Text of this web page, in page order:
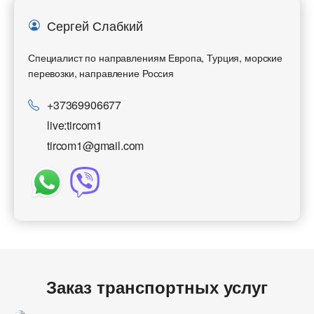
Сергей Слабкий
Специалист по направлениям Европа, Турция, морские
перевозки, направление Россия
+37369906677
live:tircom1
tircom1@gmail.com
Заказ транспортных услуг